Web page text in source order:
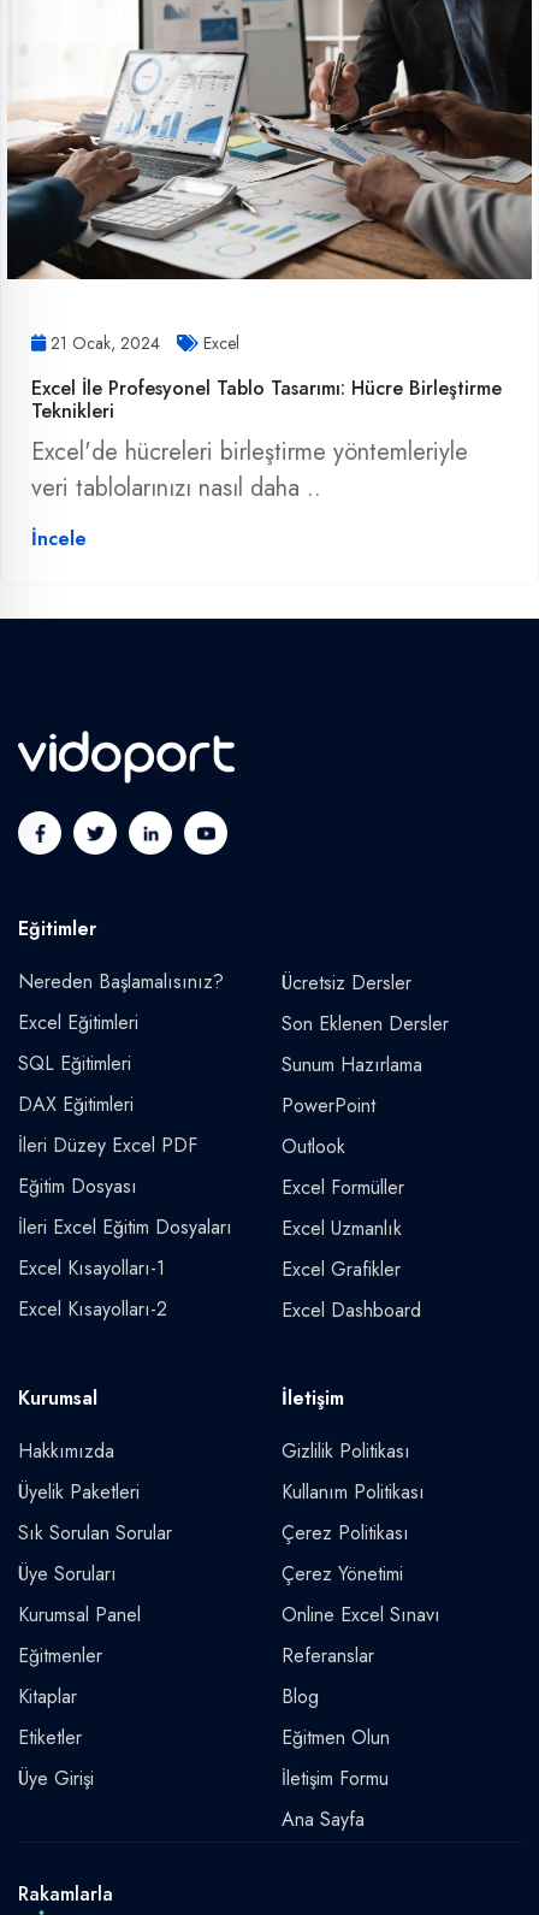
21 Ocak, 2024 Excel
Excel İle Profesyonel Tablo Tasarımı: Hücre Birleştirme
Teknikleri
Excel'de hücreleri birleştirme yöntemleriyle
veri tablolarınızı nasıl daha ..
İncele
Eğitimler
Nereden Başlamalısınız?
Excel Eğitimleri
SQL Eğitimleri
DAX Eğitimleri
İleri Düzey Excel PDF
Eğitim Dosyası
İleri Excel Eğitim Dosyaları
Excel Kısayolları-1
Excel Kısayolları-2
Ücretsiz Dersler
Son Eklenen Dersler
Sunum Hazırlama
PowerPoint
Outlook
Excel Formüller
Excel Uzmanlık
Excel Grafikler
Excel Dashboard
Kurumsal
Hakkımızda
Üyelik Paketleri
Sık Sorulan Sorular
Üye Soruları
Kurumsal Panel
Eğitmenler
Kitaplar
Etiketler
Üye Girişi
İletişim
Gizlilik Politikası
Kullanım Politikası
Çerez Politikası
Çerez Yönetimi
Online Excel Sınavı
Referanslar
Blog
Eğitmen Olun
İletişim Formu
Ana Sayfa
Rakamlarla